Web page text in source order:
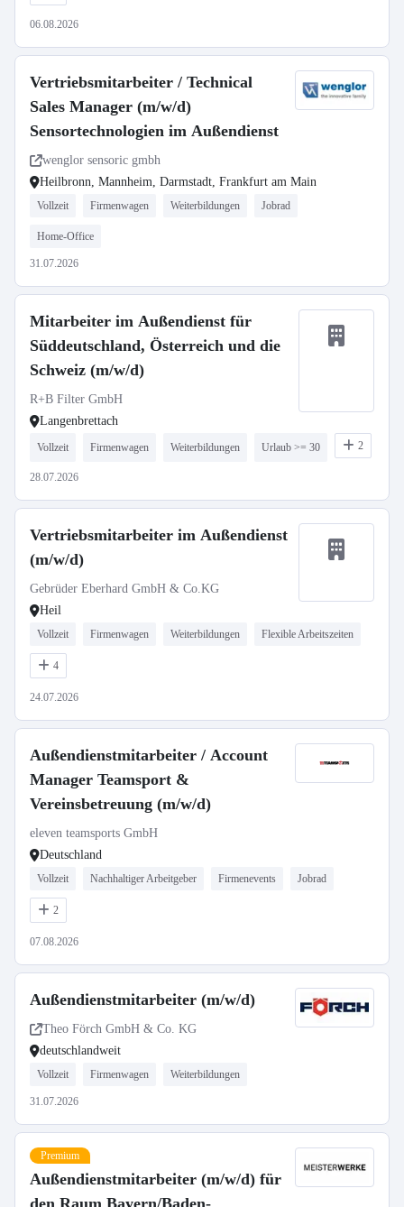
06.08.2026
Vertriebsmitarbeiter / Technical
Sales Manager (m/w/d)
Sensortechnologien im Außendienst
wenglor sensoric gmbh
Heilbronn, Mannheim, Darmstadt, Frankfurt am Main
Vollzeit Firmenwagen Weiterbildungen Jobrad
Home-Office
31.07.2026
Mitarbeiter im Außendienst für
Süddeutschland, Österreich und die
Schweiz (m/w/d)
R+B Filter GmbH
Langenbrettach
Vollzeit Firmenwagen Weiterbildungen Urlaub >= 30 2
28.07.2026
Vertriebsmitarbeiter im Außendienst
(m/w/d)
Gebrüder Eberhard GmbH & Co.KG
Heil
Vollzeit Firmenwagen Weiterbildungen Flexible Arbeitszeiten
4
24.07.2026
Außendienstmitarbeiter / Account
Manager Teamsport &
Vereinsbetreuung (m/w/d)
eleven teamsports GmbH
Deutschland
Vollzeit Nachhaltiger Arbeitgeber Firmenevents Jobrad
2
07.08.2026
Außendienstmitarbeiter (m/w/d)
Theo Förch GmbH & Co. KG
deutschlandweit
Vollzeit Firmenwagen Weiterbildungen
31.07.2026
Premium
Außendienstmitarbeiter (m/w/d) für
den Raum Bayern/Baden-